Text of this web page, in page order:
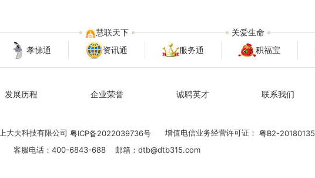
孝悌通 资讯通 服务通 积福宝
慧联天下 关爱生命
发展历程 企业荣誉 诚聘英才 联系我们
大夫科技有限公司 粤ICP备2022039736号 增值电信业务经营许可证： 粤B2-20180135
客服电话：400-6843-688 邮箱：dtb@dtb315.com